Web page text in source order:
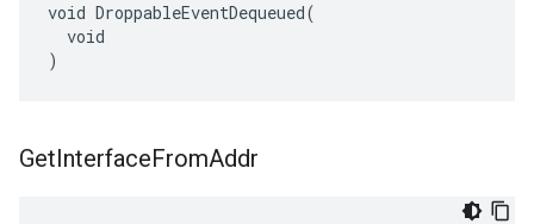
void DroppableEventDequeued(
  void
)
GetInterfaceFromAddr